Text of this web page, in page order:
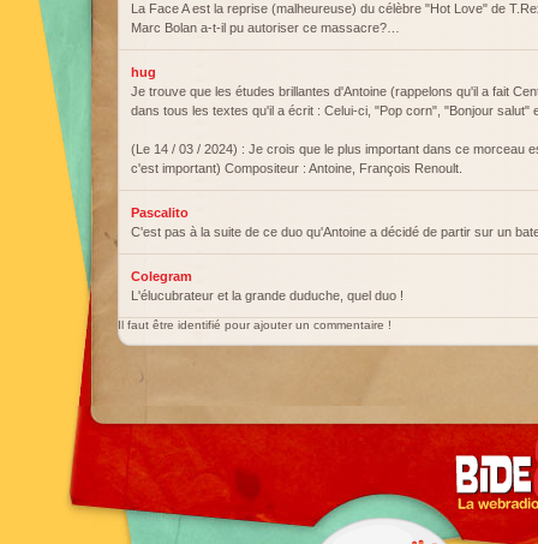
La Face A est la reprise (malheureuse) du célèbre "Hot Love" de
Marc Bolan a-t-il pu autoriser ce massacre?…
hug
Je trouve que les études brillantes d'Antoine (rappelons qu'il a fait
dans tous les textes qu'il a écrit : Celui-ci, "Pop corn", "Bonjour salut"
(Le 14 / 03 / 2024) : Je crois que le plus important dans ce morceau
c'est important) Compositeur : Antoine, François Renoult.
Pascalito
C'est pas à la suite de ce duo qu'Antoine a décidé de partir sur un
Colegram
L'élucubrateur et la grande duduche, quel duo !
Il faut être identifié pour ajouter un commentaire !